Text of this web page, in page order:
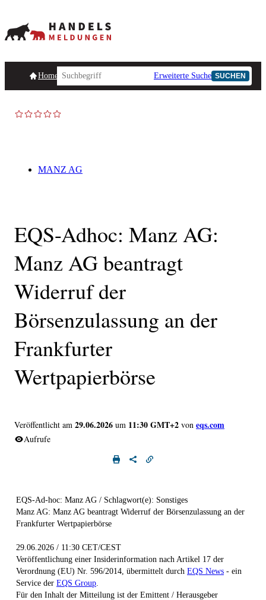
HomepageHandelsmeldungen Ad-Hoc-Meldungen
Erweiterte Suche SUCHEN
MANZ AG
EQS-Adhoc: Manz AG:
Manz AG beantragt
Widerruf der
Börsenzulassung an der
Frankfurter
Wertpapierbörse
Veröffentlicht am 29.06.2026 um 11:30 GMT+2 von eqs.com
Aufrufe
EQS-Ad-hoc: Manz AG / Schlagwort(e): Sonstiges
Manz AG: Manz AG beantragt Widerruf der Börsenzulassung an der
Frankfurter Wertpapierbörse
29.06.2026 / 11:30 CET/CEST
Veröffentlichung einer Insiderinformation nach Artikel 17 der
Verordnung (EU) Nr. 596/2014, übermittelt durch EQS News - ein
Service der EQS Group
Für den Inhalt der Mitteilung ist der Emittent / Herausgeber